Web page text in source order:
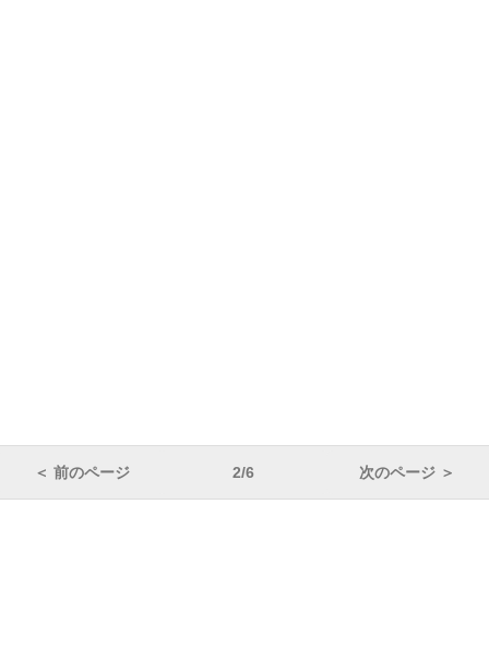
＜ 前のページ 2/6 次のページ ＞